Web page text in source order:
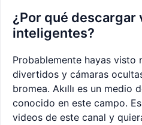
¿Por qué descargar
inteligentes?
Probablemente hayas visto
divertidos y cámaras
bromea. Akıllı es un medio
conocido en este campo.
videos de este canal y